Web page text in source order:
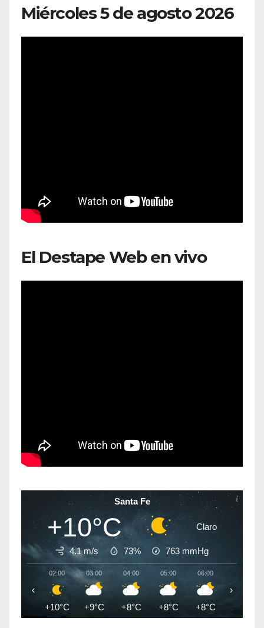
Miércoles 5 de agosto 2026
El Destape Web en vivo
Santa Fe
+10°C Claro
4.1 m/s 73% 763 mmHg
02:00
+10°C
03:00
+9°C
04:00
+8°C
05:00
+8°C
06:00
+8°C +7°C
‹ ›